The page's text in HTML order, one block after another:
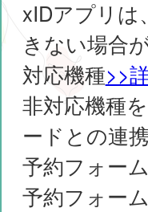
xIDアプリは
きない場合
対応機種>>
非対応機種
ードとの連
予約フォー
予約フォー